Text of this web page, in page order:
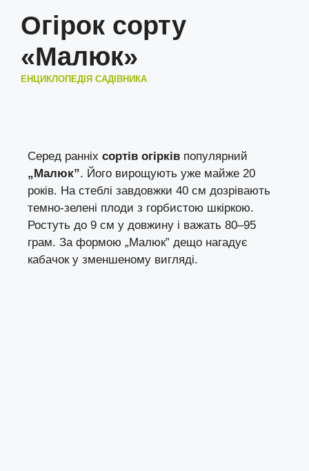
Огірок сорту
«Малюк»
ЕНЦИКЛОПЕДІЯ САДІВНИКА
Серед ранніх сортів огірків популярний
„Малюк”. Його вирощують уже майже 20
років. На стеблі завдовжки 40 см дозрівають
темно-зелені плоди з горбистою шкіркою.
Ростуть до 9 см у довжину і важать 80–95
грам. За формою „Малюк” дещо нагадує
кабачок у зменшеному вигляді.